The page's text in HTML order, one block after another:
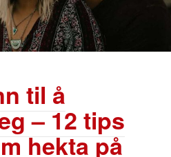
til å
– 12 tips
hekta på